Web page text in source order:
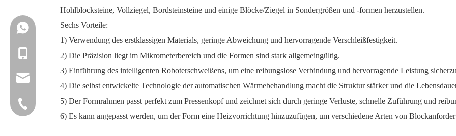
Hohlblocksteine, Vollziegel, Bordsteinsteine ​​und einige Blöcke/Ziegel in Sondergrößen und -formen herzustellen.
Sechs Vorteile:
1) Verwendung des erstklassigen Materials, geringe Abweichung und hervorragende Verschleißfestigkeit.
2) Die Präzision liegt im Mikrometerbereich und die Formen sind stark allgemeingültig.
3) Einführung des intelligenten Roboterschweißens, um eine reibungslose Verbindung und hervorragende Leistung
4) Die selbst entwickelte Technologie der automatischen Wärmebehandlung macht die Struktur stärker und die
5) Der Formrahmen passt perfekt zum Pressenkopf und zeichnet sich durch geringe Verluste, schnelle Zuführung und
6) Es kann angepasst werden, um der Form eine Heizvorrichtung hinzuzufügen, um verschiedene Arten von
+86-18150503129
+86-18150503129
group@qunfeng.com
+86-595 22356782